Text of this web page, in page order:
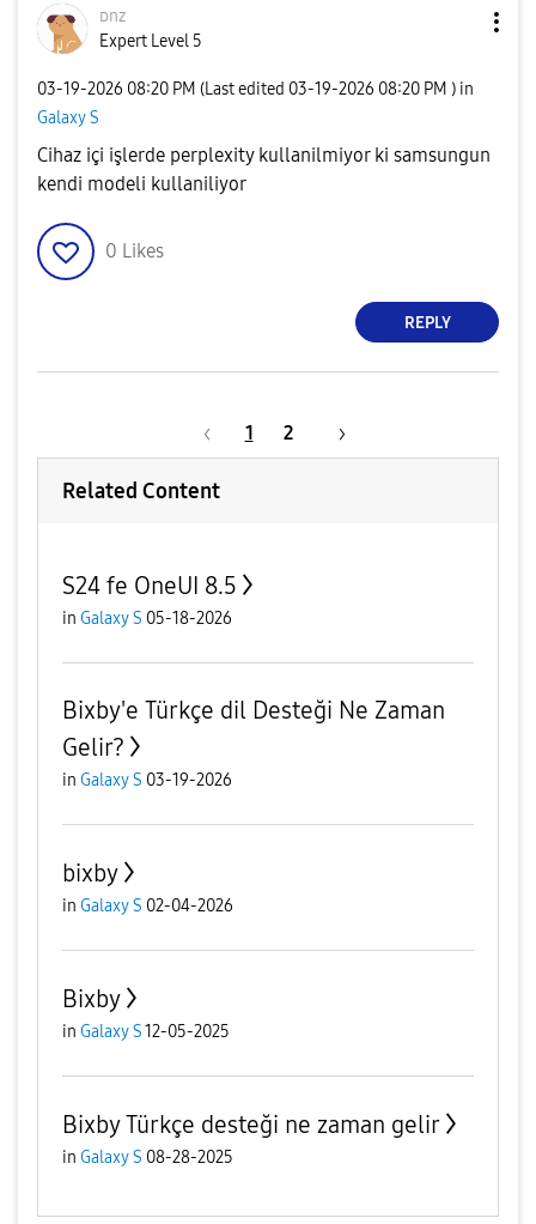
ᴅnz
Expert Level 5
‎03-19-2026 08:20 PM (Last edited ‎03-19-2026 08:20 PM ) in
Galaxy S
Cihaz içi işlerde perplexity kullanilmiyor ki samsungun
kendi modeli kullaniliyor
0 Likes
REPLY
1 2
Related Content
S24 fe OneUI 8.5
in Galaxy S 05-18-2026
Bixby'e Türkçe dil Desteği Ne Zaman
Gelir?
in Galaxy S 03-19-2026
bixby
in Galaxy S 02-04-2026
Bixby
in Galaxy S12-05-2025
Bixby Türkçe desteği ne zaman gelir
in Galaxy S 08-28-2025